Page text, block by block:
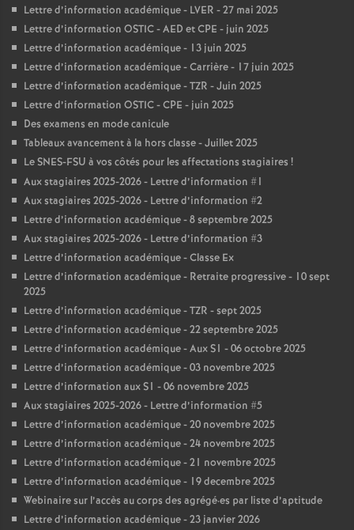
Lettre d’information académique - LVER - 27 mai 2025
Lettre d’information OSTIC - AED et CPE - juin 2025
Lettre d’information académique - 13 juin 2025
Lettre d’information académique - Carrière - 17 juin 2025
Lettre d’information académique - TZR - Juin 2025
Lettre d’information OSTIC - CPE - juin 2025
Des examens en mode canicule
Tableaux avancement à la hors classe - Juillet 2025
Le SNES-FSU à vos côtés pour les affectations stagiaires !
Aux stagiaires 2025-2026 - Lettre d’information #1
Aux stagiaires 2025-2026 - Lettre d’information #2
Lettre d’information académique - 8 septembre 2025
Aux stagiaires 2025-2026 - Lettre d’information #3
Lettre d’information académique - Classe Ex
Lettre d’information académique - Retraite progressive - 10 sept
2025
Lettre d’information académique - TZR - sept 2025
Lettre d’information académique - 22 septembre 2025
Lettre d’information académique - Aux S1 - 06 octobre 2025
Lettre d’information académique - 03 novembre 2025
Lettre d’information aux S1 - 06 novembre 2025
Aux stagiaires 2025-2026 - Lettre d’information #5
Lettre d’information académique - 20 novembre 2025
Lettre d’information académique - 24 novembre 2025
Lettre d’information académique - 21 novembre 2025
Lettre d’information académique - 19 decembre 2025
Webinaire sur l’accès au corps des agrégé·es par liste d’aptitude
Lettre d’information académique - 23 janvier 2026